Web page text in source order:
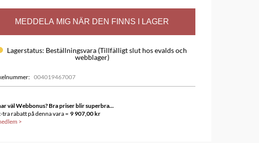
MEDDELA MIG NÄR DEN FINNS I LAGER
Lagerstatus: Beställningsvara (Tillfälligt slut hos evalds och
webblager)
: 004019467007
väl Webbonus? Bra priser blir superbra...
tra rabatt på denna vara = 9 907,00 kr
>